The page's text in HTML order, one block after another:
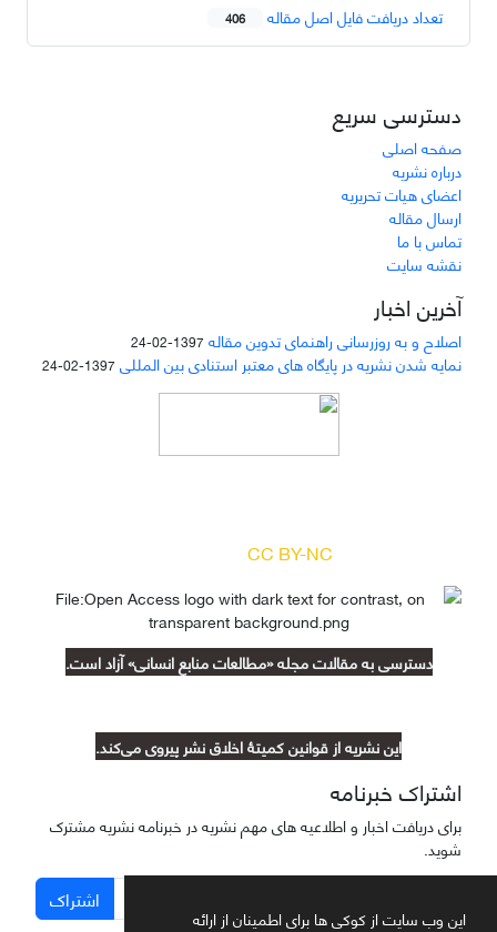
این وب سایت از کوکی ها برای اطمینان از ارائه
تعداد دریافت فایل اصل مقاله 406
دسترسی سریع
صفحه اصلی
درباره نشریه
اعضای هیات تحریریه
ارسال مقاله
تماس با ما
نقشه سایت
آخرین اخبار
اصلاح و به روزرسانی راهنمای تدوین مقاله 1397-02-24
نمایه شدن نشریه در پایگاه های معتبر استنادی بین المللی 1397-02-24
CC BY-NC
دسترسی به مقالات مجله «مطالعات منابع انسانی» آزاد است.
این نشریه از قوانین کمیتۀ اخلاق نشر پیروی می‌کند.
اشتراک خبرنامه
برای دریافت اخبار و اطلاعیه های مهم نشریه در خبرنامه نشریه مشترک
شوید.
اشتراک